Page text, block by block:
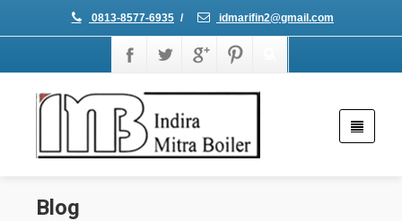
0813-8577-6935 / idmarifin2@gmail.com
Blog